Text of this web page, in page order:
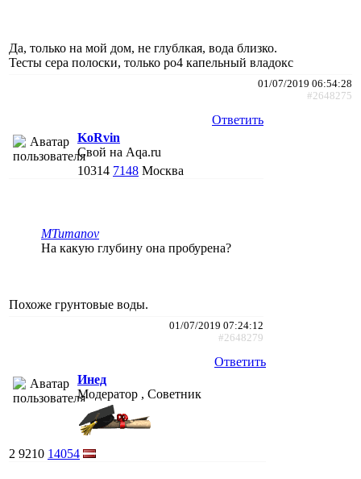
Да, только на мой дом, не глублкая, вода близко.
Тесты сера полоски, только ро4 капельный владокс
01/07/2019 06:54:28
#2648275
Ответить
KoRvin
Свой на Aqa.ru
10314 7148 Москва
MTumanov
На какую глубину она пробурена?
Похоже грунтовые воды.
01/07/2019 07:24:12
#2648279
Ответить
Инед
Модератор , Советник
2 9210 14054